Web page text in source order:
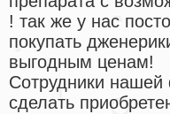
! так же у нас
покупать
выгодным ценам!
Cотрудники
сделать